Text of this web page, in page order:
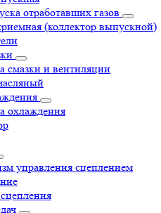
отработавших газов
(коллектор выпускной)
смазки и вентиляции
охлаждения
управления сцеплением